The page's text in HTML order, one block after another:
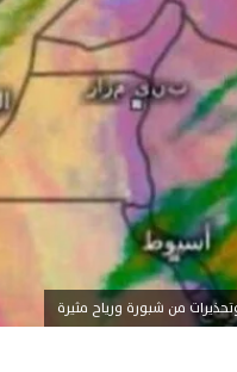
من شبورة ورياح مثيرة